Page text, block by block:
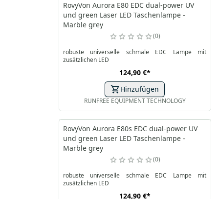
RovyVon Aurora E80 EDC dual-power UV
und green Laser LED Taschenlampe -
Marble grey
0
robuste universelle schmale EDC Lampe mit
zusätzlichen LED
124,90 €*
Hinzufügen
RUNFREE EQUIPMENT TECHNOLOGY
RovyVon Aurora E80s EDC dual-power UV
und green Laser LED Taschenlampe -
Marble grey
0
robuste universelle schmale EDC Lampe mit
zusätzlichen LED
124,90 €*